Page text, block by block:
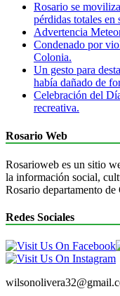
Rosario se
pérdidas totales en
Advertencia
Condenado por
Colonia.
Un gesto para
había dañado de
Celebración del
recreativa.
Rosario Web
Rosarioweb es un sitio
la información social,
Rosario departamento
Redes Sociales